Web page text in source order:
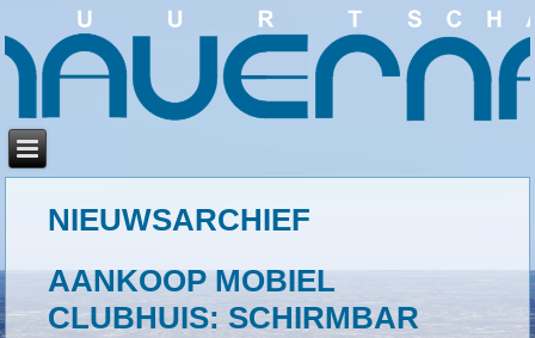
NIEUWSARCHIEF
AANKOOP MOBIEL
CLUBHUIS: SCHIRMBAR